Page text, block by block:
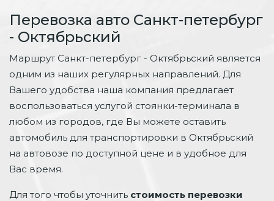
Перевозка авто Санкт-петербург
- Октябрьский
Маршрут Санкт-петербург - Октябрьский является
одним из наших регулярных направлений. Для
Вашего удобства наша компания предлагает
воспользоваться услугой стоянки-терминала в
любом из городов, где Вы можете оставить
автомобиль для транспортировки в Октябрьский
на автовозе по доступной цене и в удобное для
Вас время.
Для того чтобы уточнить стоимость перевозки